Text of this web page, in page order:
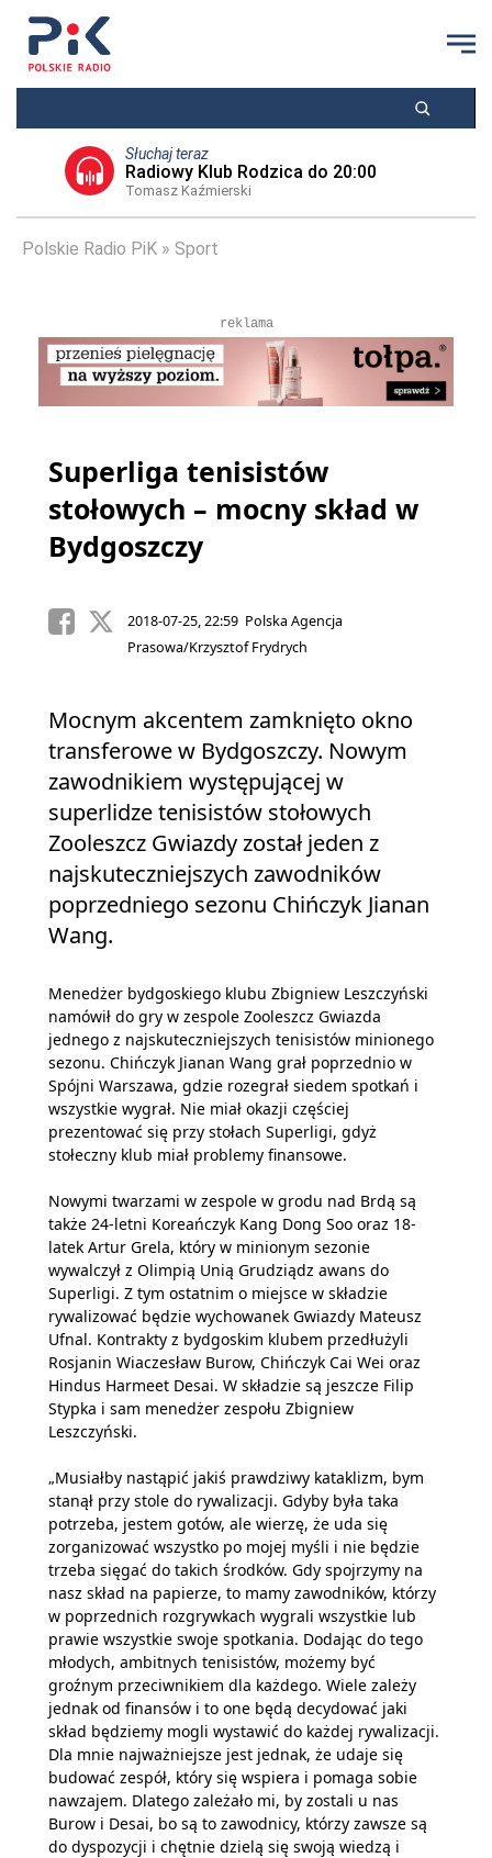
Słuchaj teraz
Radiowy Klub Rodzica do 20:00
Tomasz Kaźmierski
Polskie Radio PiK Sport
reklama
Superliga tenisistów
stołowych – mocny skład w
Bydgoszczy
2018-07-25, 22:59 Polska Agencja
Prasowa/Krzysztof Frydrych
Mocnym akcentem zamknięto okno
transferowe w Bydgoszczy. Nowym
zawodnikiem występującej w
superlidze tenisistów stołowych
Zooleszcz Gwiazdy został jeden z
najskuteczniejszych zawodników
poprzedniego sezonu Chińczyk Jianan
Wang.
Menedżer bydgoskiego klubu Zbigniew Leszczyński
namówił do gry w zespole Zooleszcz Gwiazda
jednego z najskuteczniejszych tenisistów minionego
sezonu. Chińczyk Jianan Wang grał poprzednio w
Spójni Warszawa, gdzie rozegrał siedem spotkań i
wszystkie wygrał. Nie miał okazji częściej
prezentować się przy stołach Superligi, gdyż
stołeczny klub miał problemy finansowe.
Nowymi twarzami w zespole w grodu nad Brdą są
także 24-letni Koreańczyk Kang Dong Soo oraz 18-
latek Artur Grela, który w minionym sezonie
wywalczył z Olimpią Unią Grudziądz awans do
Superligi. Z tym ostatnim o miejsce w składzie
rywalizować będzie wychowanek Gwiazdy Mateusz
Ufnal. Kontrakty z bydgoskim klubem przedłużyli
Rosjanin Wiaczesław Burow, Chińczyk Cai Wei oraz
Hindus Harmeet Desai. W składzie są jeszcze Filip
Stypka i sam menedżer zespołu Zbigniew
Leszczyński.
„Musiałby nastąpić jakiś prawdziwy kataklizm, bym
stanął przy stole do rywalizacji. Gdyby była taka
potrzeba, jestem gotów, ale wierzę, że uda się
zorganizować wszystko po mojej myśli i nie będzie
trzeba sięgać do takich środków. Gdy spojrzymy na
nasz skład na papierze, to mamy zawodników, którzy
w poprzednich rozgrywkach wygrali wszystkie lub
prawie wszystkie swoje spotkania. Dodając do tego
młodych, ambitnych tenisistów, możemy być
groźnym przeciwnikiem dla każdego. Wiele zależy
jednak od finansów i to one będą decydować jaki
skład będziemy mogli wystawić do każdej rywalizacji.
Dla mnie najważniejsze jest jednak, że udaje się
budować zespół, który się wspiera i pomaga sobie
nawzajem. Dlatego zależało mi, by zostali u nas
Burow i Desai, bo są to zawodnicy, którzy zawsze są
do dyspozycji i chętnie dzielą się swoją wiedzą i